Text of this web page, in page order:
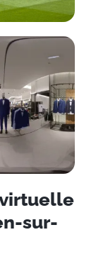
virtuelle
sur-